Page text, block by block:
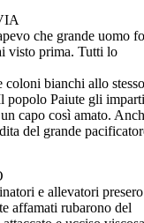
che grande uomo
visto prima. Tutti lo
bianchi allo
popolo Paiute gli
capo così amato.
del grande
e allevatori
affamati rubarono del